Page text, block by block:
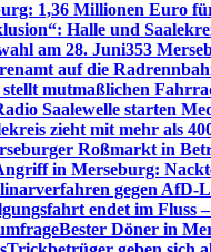
1,36 Millionen Euro
Halle und
am 28. Juni353
auf die
stellt mutmaßlichen
Saalewelle starten
zieht mit mehr als
Roßmarkt in
in Merseburg:
gegen AfD-
endet im Fluss
Bester Döner in